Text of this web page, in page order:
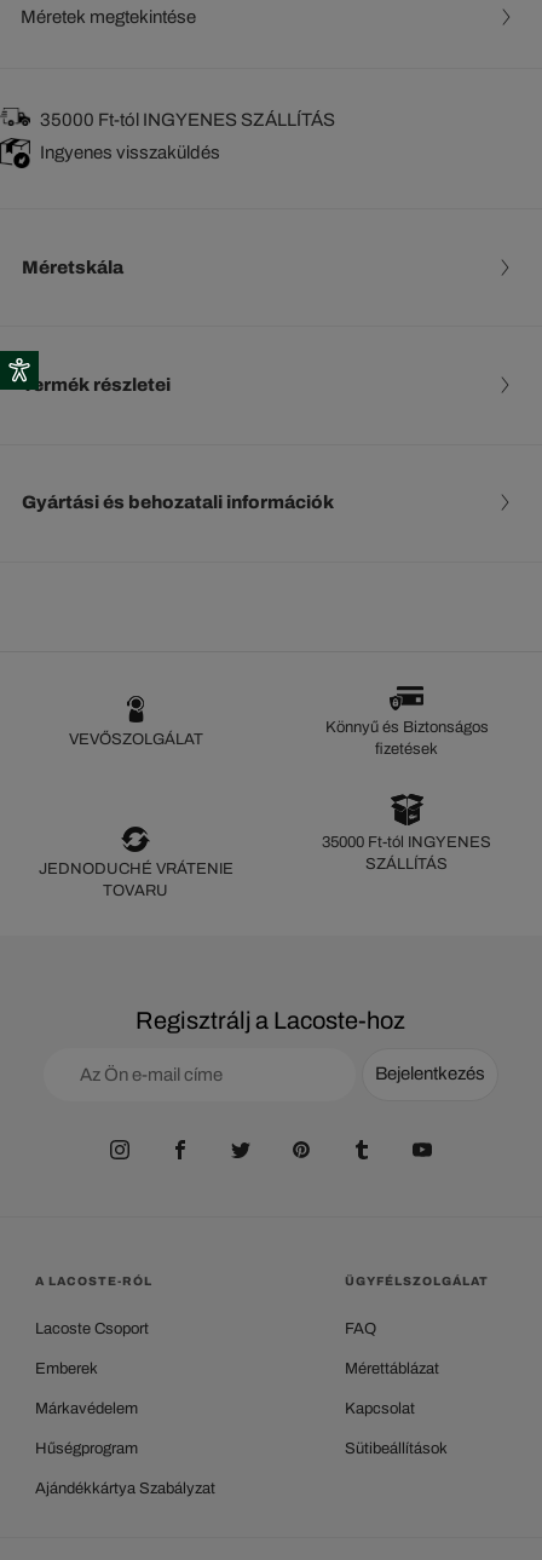
Méretek megtekintése
35000 Ft-tól INGYENES SZÁLLÍTÁS
Ingyenes visszaküldés
Méretskála
Termék részletei
Gyártási és behozatali információk
VEVŐSZOLGÁLAT
Könnyű és Biztonságos
fizetések
JEDNODUCHÉ VRÁTENIE
TOVARU
35000 Ft-tól INGYENES
SZÁLLÍTÁS
Regisztrálj a Lacoste-hoz
Bejelentkezés
A LACOSTE-RÓL
Lacoste Csoport
Emberek
Márkavédelem
Hűségprogram
Ajándékkártya Szabályzat
ÜGYFÉLSZOLGÁLAT
FAQ
Mérettáblázat
Kapcsolat
Sütibeállítások